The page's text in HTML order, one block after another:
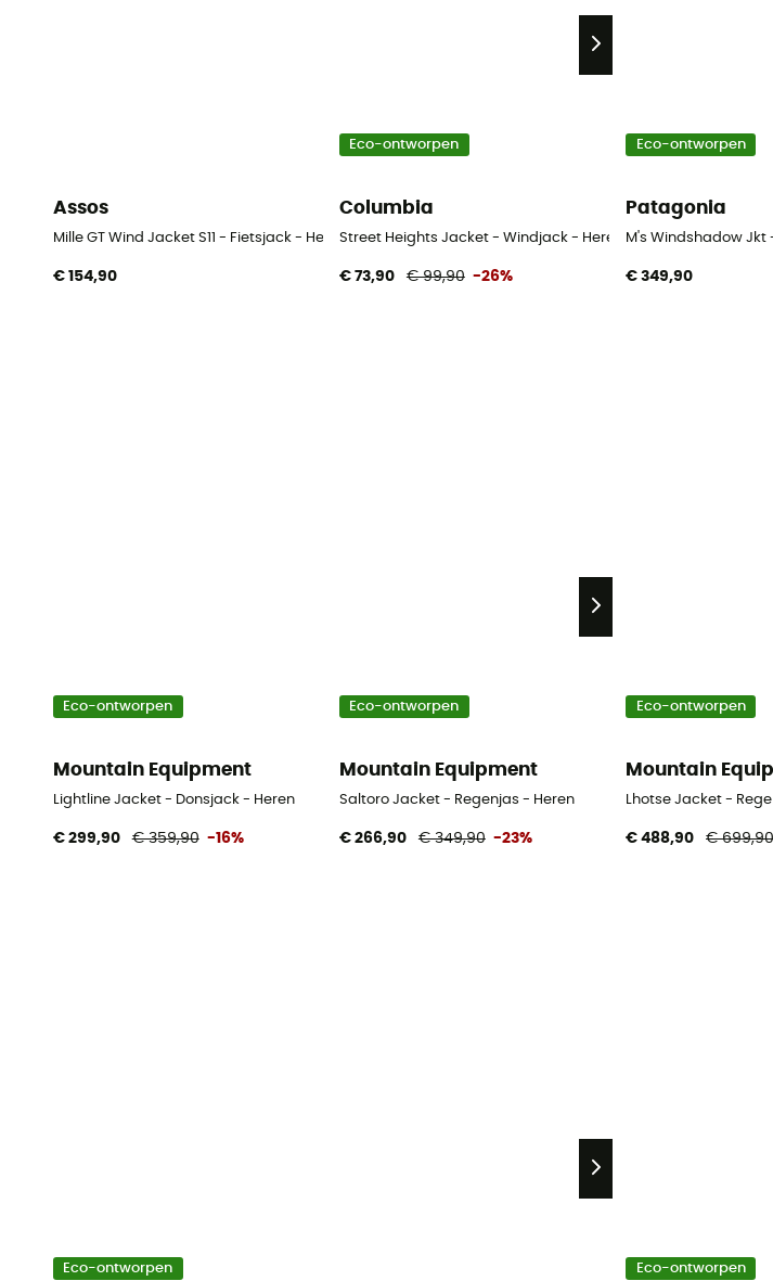
Assos
Mille GT Wind Jacket S11 - Fietsjack - Heren
€ 154,90
Eco-ontworpen
Columbia
Street Heights Jacket - Windjack - Heren
€ 73,90 € 99,90 -26%
Eco-ontworpen
Patagonia
M's Windshadow
€ 349,90
Eco-ontworpen
Mountain Equipment
Lightline Jacket - Donsjack - Heren
€ 299,90 € 359,90 -16%
Eco-ontworpen
Mountain Equipment
Saltoro Jacket - Regenjas - Heren
€ 266,90 € 349,90 -23%
Eco-ontworpen
Mountain
Lhotse Jacket -
€ 488,90 €
Eco-ontworpen Eco-ontworpen